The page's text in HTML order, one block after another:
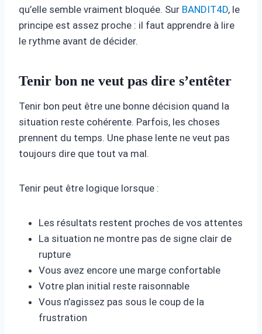
qu’elle semble vraiment bloquée. Sur BANDIT4D, le
principe est assez proche : il faut apprendre à lire
le rythme avant de décider.
Tenir bon ne veut pas dire s’entêter
Tenir bon peut être une bonne décision quand la
situation reste cohérente. Parfois, les choses
prennent du temps. Une phase lente ne veut pas
toujours dire que tout va mal.
Tenir peut être logique lorsque :
Les résultats restent proches de vos attentes
La situation ne montre pas de signe clair de
rupture
Vous avez encore une marge confortable
Votre plan initial reste raisonnable
Vous n’agissez pas sous le coup de la
frustration